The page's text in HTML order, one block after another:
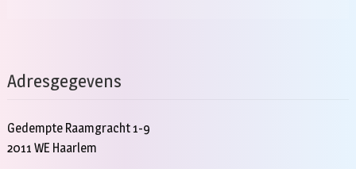
Adresgegevens
Gedempte Raamgracht 1-9
2011 WE Haarlem